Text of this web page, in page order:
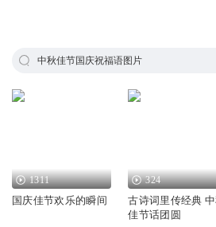
中秋佳节国庆祝福语图片
1311
国庆佳节欢乐的瞬间
324
古诗词里传经典
佳节话团圆